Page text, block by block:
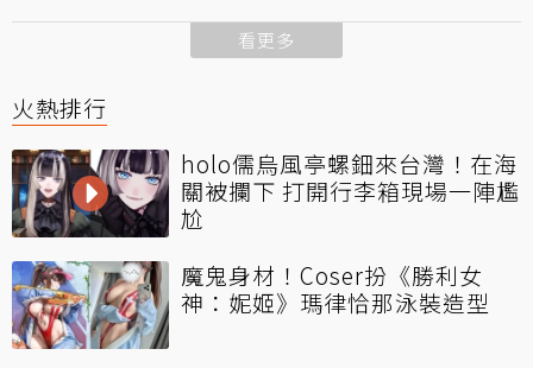
看更多
火熱排行
holo儒烏風亭螺鈿來台灣！在海
關被攔下 打開行李箱現場一陣尷
尬
魔鬼身材！Coser扮《勝利女
神：妮姬》瑪律恰那泳裝造型